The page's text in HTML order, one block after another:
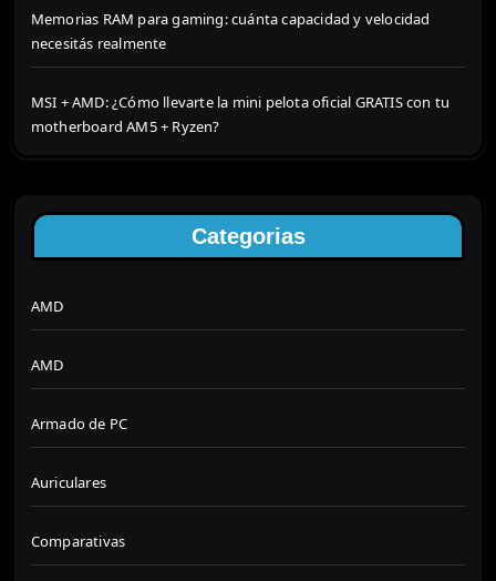
Memorias RAM para gaming: cuánta capacidad y velocidad
necesitás realmente
MSI + AMD: ¿Cómo llevarte la mini pelota oficial GRATIS con tu
motherboard AM5 + Ryzen?
Categorias
AMD
AMD
Armado de PC
Auriculares
Comparativas